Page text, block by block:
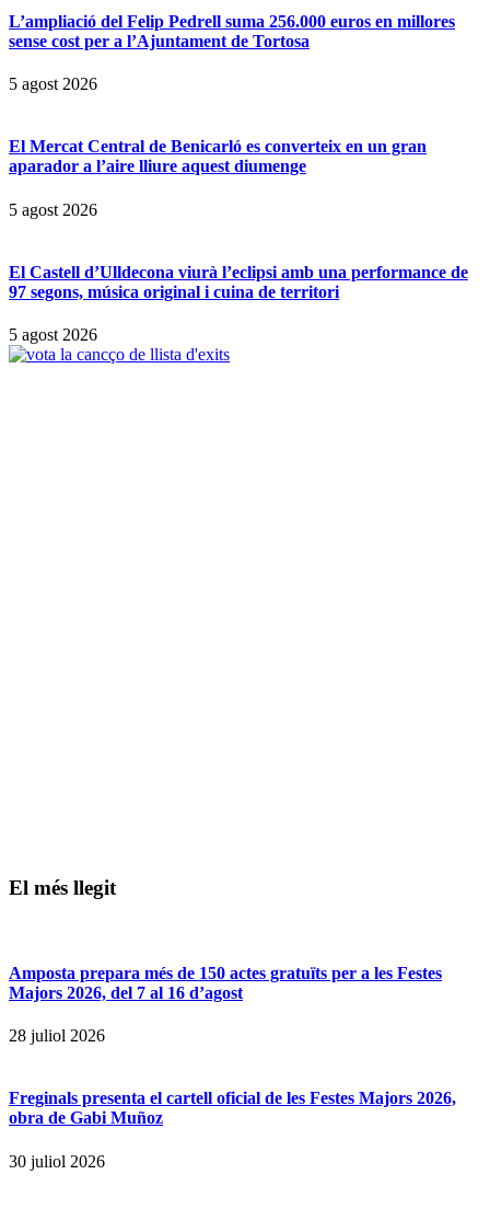
L’ampliació del Felip Pedrell suma 256.000 euros en millores
sense cost per a l’Ajuntament de Tortosa
5 agost 2026
El Mercat Central de Benicarló es converteix en un gran
aparador a l’aire lliure aquest diumenge
5 agost 2026
El Castell d’Ulldecona viurà l’eclipsi amb una performance de
97 segons, música original i cuina de territori
5 agost 2026
El més llegit
Amposta prepara més de 150 actes gratuïts per a les Festes
Majors 2026, del 7 al 16 d’agost
28 juliol 2026
Freginals presenta el cartell oficial de les Festes Majors 2026,
obra de Gabi Muñoz
30 juliol 2026